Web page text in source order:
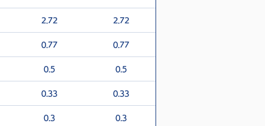
2.72 2.72
0.77 0.77
0.5 0.5
0.33 0.33
0.3 0.3